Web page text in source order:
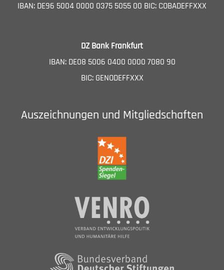
IBAN: DE96 5004 0000 0375 5055 00 BIC: COBADEFFXXX
DZ Bank Frankfurt
IBAN: DE08 5006 0400 0000 7080 90
BIC: GENODEFFXXX
Auszeichnungen und Mitgliedschaften